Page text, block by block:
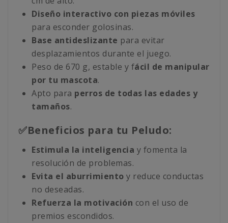
Diseño interactivo con piezas móviles
para esconder golosinas.
Base antideslizante para evitar
desplazamientos durante el juego.
Peso de 670 g, estable y fácil de manipular
por tu mascota.
Apto para perros de todas las edades y
tamaños.
✅Beneficios para tu Peludo:
Estimula la inteligencia y fomenta la
resolución de problemas.
Evita el aburrimiento y reduce conductas
no deseadas.
Refuerza la motivación con el uso de
premios escondidos.